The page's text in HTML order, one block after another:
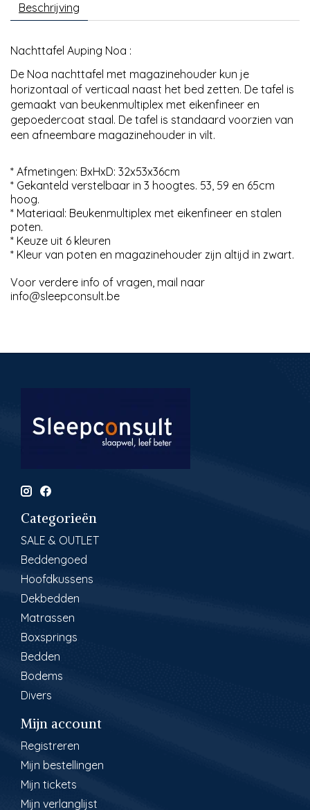
Beschrijving
Nachttafel Auping Noa :
De Noa nachttafel met magazinehouder kun je
horizontaal of verticaal naast het bed zetten. De tafel is
gemaakt van beukenmultiplex met eikenfineer en
gepoedercoat staal. De tafel is standaard voorzien van
een afneembare magazinehouder in vilt.
* Afmetingen: BxHxD: 32x53x36cm
* Gekanteld verstelbaar in 3 hoogtes. 53, 59 en 65cm
hoog.
* Materiaal: Beukenmultiplex met eikenfineer en stalen
poten.
* Keuze uit 6 kleuren
* Kleur van poten en magazinehouder zijn altijd in zwart.
Voor verdere info of vragen, mail naar
info@sleepconsult.be
Categorieën
SALE & OUTLET
Beddengoed
Hoofdkussens
Dekbedden
Matrassen
Boxsprings
Bedden
Bodems
Divers
Mijn account
Registreren
Mijn bestellingen
Mijn tickets
Mijn verlanglijst